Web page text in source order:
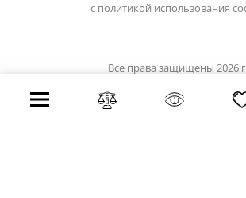
с политикой использования
Все права защищены 2026